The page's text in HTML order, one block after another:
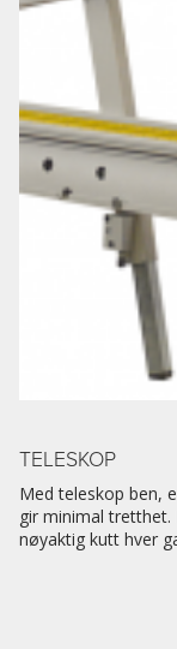
TELESKOP
Med teleskop ben,
gir minimal
nøyaktig kutt hver